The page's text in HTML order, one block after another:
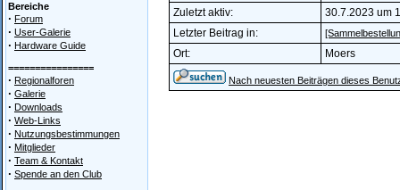
Bereiche
· Forum
· User-Galerie
· Hardware Guide
================
· Regionalforen
· Galerie
· Downloads
· Web-Links
· Nutzungsbestimmungen
· Mitglieder
· Team & Kontakt
· Spende an den Club
Zuletzt aktiv:
30.7.2023 um
Letzter Beitrag in:
Ort: Moers
Nach neuesten Beiträgen dieses